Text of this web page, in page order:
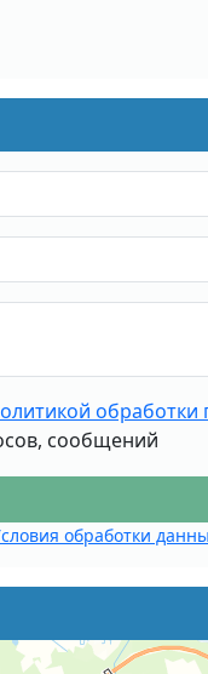
сообщений
обработки